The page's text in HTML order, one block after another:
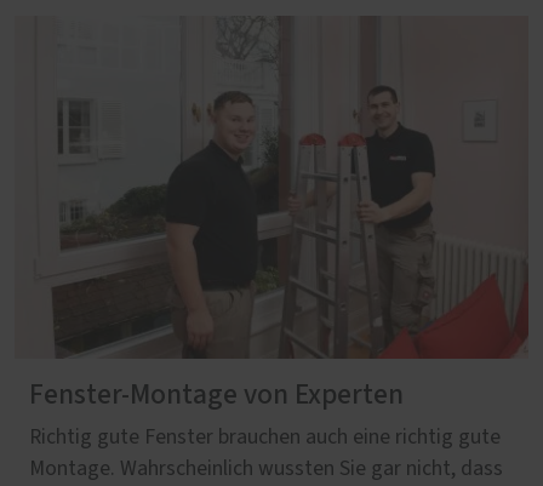
Fenster-Montage von Experten
Richtig gute Fenster brauchen auch eine richtig gute
Montage. Wahrscheinlich wussten Sie gar nicht, dass